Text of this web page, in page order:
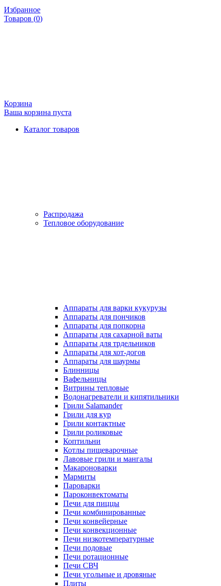
Избранное
Товаров (0)
Корзина
Ваша корзина пуста
Каталог товаров
Распродажа
Тепловое оборудование
Аппараты для варки кукурузы
Аппараты для пончиков
Аппараты для попкорна
Аппараты для сахарной ваты
Аппараты для трдельников
Аппараты для хот-догов
Аппараты для шаурмы
Блинницы
Вафельницы
Витрины тепловые
Водонагреватели и кипятильники
Грили Salamander
Грили для кур
Грили контактные
Грили роликовые
Коптильни
Котлы пищеварочные
Лавовые грили и мангалы
Макароноварки
Мармиты
Пароварки
Пароконвектоматы
Печи для пиццы
Печи комбинированные
Печи конвейерные
Печи конвекционные
Печи низкотемпературные
Печи подовые
Печи ротационные
Печи СВЧ
Печи угольные и дровяные
Плиты